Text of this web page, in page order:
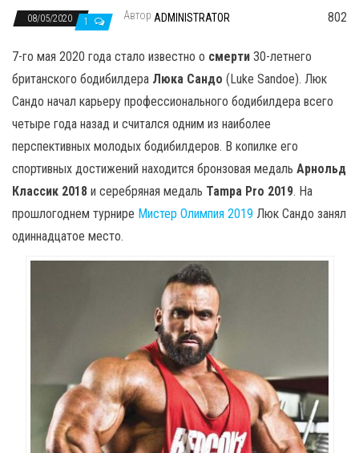
и
08/05/2020 1 Автор ADMINISTRATOR 802
7-го мая 2020 года стало известно о смерти 30-летнего
британского бодибилдера Люка Сандо (Luke Sandoe). Люк
Сандо начал карьеру профессионального бодибилдера всего
четыре года назад и считался одним из наиболее
перспективных молодых бодибилдеров. В копилке его
спортивных достижений находится бронзовая медаль Арнольд
Классик 2018 и серебряная медаль Tampa Pro 2019. На
прошлогоднем турнире Мистер Олимпия 2019 Люк Сандо занял
одиннадцатое место.